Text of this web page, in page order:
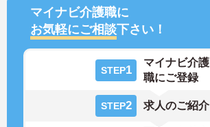
マイナビ介護職に
お気軽にご相談下さい！
STEP1
マイナビ介護
職にご登録
STEP2 求人のご紹介